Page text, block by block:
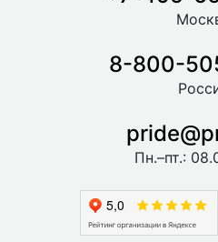
8-800-
Пн.–пт.: